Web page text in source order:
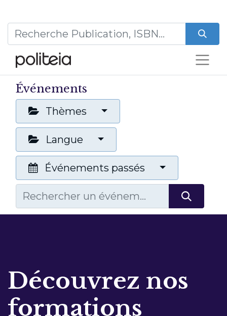
Événements
Thèmes
Langue
Événements passés
Découvrez nos
formations